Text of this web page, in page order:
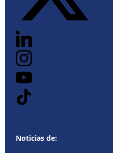
Noticias de: